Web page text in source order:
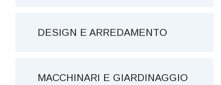
DESIGN E ARREDAMENTO
MACCHINARI E GIARDINAGGIO